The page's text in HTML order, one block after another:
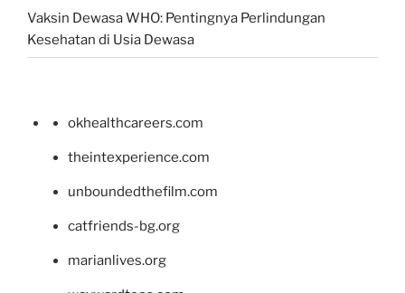
Vaksin Dewasa WHO: Pentingnya Perlindungan
Kesehatan di Usia Dewasa
okhealthcareers.com
theintexperience.com
unboundedthefilm.com
catfriends-bg.org
marianlives.org